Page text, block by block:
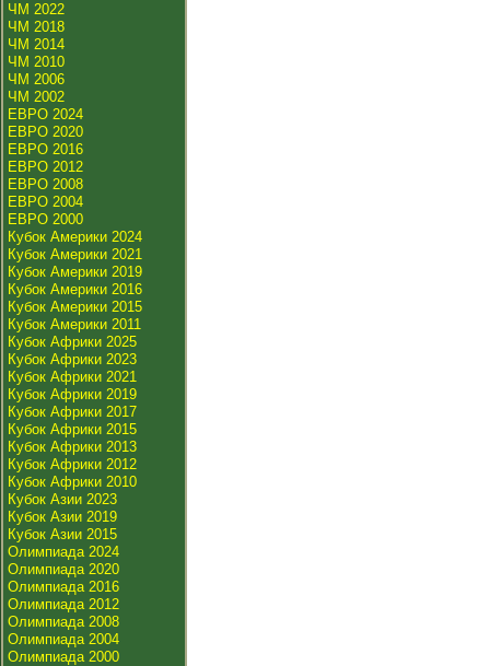
ЧМ 2022
ЧМ 2018
ЧМ 2014
ЧМ 2010
ЧМ 2006
ЧМ 2002
ЕВРО 2024
ЕВРО 2020
ЕВРО 2016
ЕВРО 2012
ЕВРО 2008
ЕВРО 2004
ЕВРО 2000
Кубок Америки 2024
Кубок Америки 2021
Кубок Америки 2019
Кубок Америки 2016
Кубок Америки 2015
Кубок Америки 2011
Кубок Африки 2025
Кубок Африки 2023
Кубок Африки 2021
Кубок Африки 2019
Кубок Африки 2017
Кубок Африки 2015
Кубок Африки 2013
Кубок Африки 2012
Кубок Африки 2010
Кубок Азии 2023
Кубок Азии 2019
Кубок Азии 2015
Олимпиада 2024
Олимпиада 2020
Олимпиада 2016
Олимпиада 2012
Олимпиада 2008
Олимпиада 2004
Олимпиада 2000